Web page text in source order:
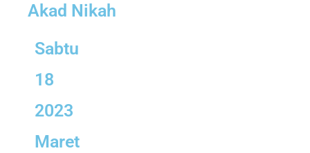
Akad Nikah
Sabtu
18
2023
Maret